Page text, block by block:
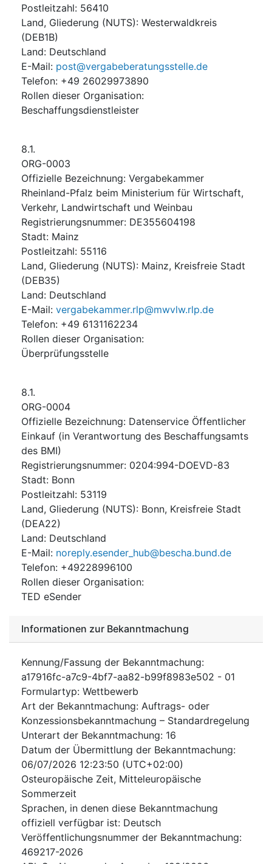
Postleitzahl: 56410
Land, Gliederung (NUTS): Westerwaldkreis
(DEB1B)
Land: Deutschland
E-Mail: post@vergabeberatungsstelle.de
Telefon: +49 26029973890
Rollen dieser Organisation:
Beschaffungsdienstleister
8.1.
ORG-0003
Offizielle Bezeichnung: Vergabekammer
Rheinland-Pfalz beim Ministerium für Wirtschaft,
Verkehr, Landwirtschaft und Weinbau
Registrierungsnummer: DE355604198
Stadt: Mainz
Postleitzahl: 55116
Land, Gliederung (NUTS): Mainz, Kreisfreie Stadt
(DEB35)
Land: Deutschland
E-Mail: vergabekammer.rlp@mwvlw.rlp.de
Telefon: +49 6131162234
Rollen dieser Organisation:
Überprüfungsstelle
8.1.
ORG-0004
Offizielle Bezeichnung: Datenservice Öffentlicher
Einkauf (in Verantwortung des Beschaffungsamts
des BMI)
Registrierungsnummer: 0204:994-DOEVD-83
Stadt: Bonn
Postleitzahl: 53119
Land, Gliederung (NUTS): Bonn, Kreisfreie Stadt
(DEA22)
Land: Deutschland
E-Mail: noreply.esender_hub@bescha.bund.de
Telefon: +49228996100
Rollen dieser Organisation:
TED eSender
Informationen zur Bekanntmachung
Kennung/Fassung der Bekanntmachung:
a17916fc-a7c9-4bf7-aa82-b99f8983e502 - 01
Formulartyp: Wettbewerb
Art der Bekanntmachung: Auftrags- oder
Konzessionsbekanntmachung – Standardregelung
Unterart der Bekanntmachung: 16
Datum der Übermittlung der Bekanntmachung:
06/07/2026 12:23:50 (UTC+02:00)
Osteuropäische Zeit, Mitteleuropäische
Sommerzeit
Sprachen, in denen diese Bekanntmachung
offiziell verfügbar ist: Deutsch
Veröffentlichungsnummer der Bekanntmachung:
469217-2026